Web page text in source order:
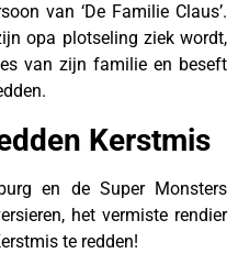
van ‘De Familie Claus’.
opa plotseling ziek wordt,
van zijn familie en beseft
Kerstmis
en de Super Monsters
het vermiste rendier
te redden!